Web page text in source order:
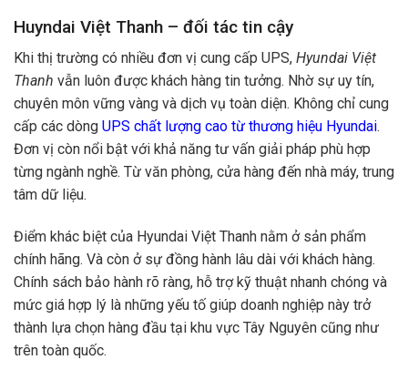
Huyndai Việt Thanh – đối tác tin cậy
Khi thị trường có nhiều đơn vị cung cấp UPS, Hyundai Việt
Thanh vẫn luôn được khách hàng tin tưởng. Nhờ sự uy tín,
chuyên môn vững vàng và dịch vụ toàn diện. Không chỉ cung
cấp các dòng UPS chất lượng cao từ thương hiệu Hyundai.
Đơn vị còn nổi bật với khả năng tư vấn giải pháp phù hợp
từng ngành nghề. Từ văn phòng, cửa hàng đến nhà máy, trung
tâm dữ liệu.
Điểm khác biệt của Hyundai Việt Thanh nằm ở sản phẩm
chính hãng. Và còn ở sự đồng hành lâu dài với khách hàng.
Chính sách bảo hành rõ ràng, hỗ trợ kỹ thuật nhanh chóng và
mức giá hợp lý là những yếu tố giúp doanh nghiệp này trở
thành lựa chọn hàng đầu tại khu vực Tây Nguyên cũng như
trên toàn quốc.